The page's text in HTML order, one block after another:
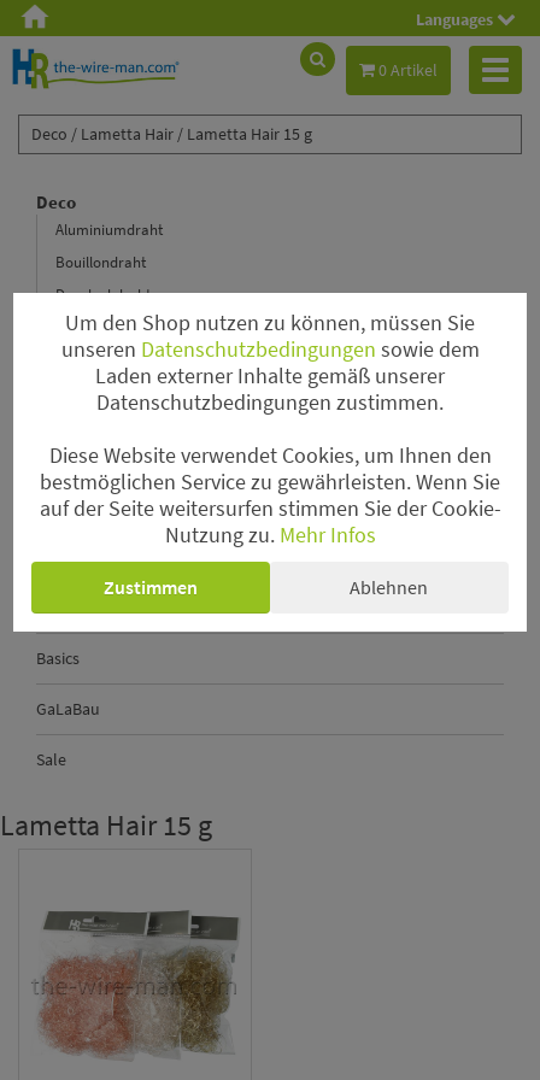
Languages
0 Artikel
Deco / Lametta Hair / Lametta Hair 15 g
Deco
Aluminiumdraht
Bouillondraht
Decolackdraht
Floristenkrepp
Lametta Hair
Hochzeit
Nadeln
Papierdraht & Rustic Wire
Perlen
Sechseckgeflecht - Hexanet
Basics
GaLaBau
Sale
Lametta Hair 15 g
Um den Shop nutzen zu können, müssen Sie
unseren Datenschutzbedingungen sowie dem
Laden externer Inhalte gemäß unserer
Datenschutzbedingungen zustimmen.
Diese Website verwendet Cookies, um Ihnen den
bestmöglichen Service zu gewährleisten. Wenn Sie
auf der Seite weitersurfen stimmen Sie der Cookie-
Nutzung zu. Mehr Infos
Zustimmen Ablehnen